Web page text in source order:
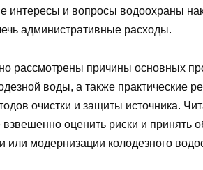
интересы и вопросы водоохраны
административные расходы.
рассмотрены причины основных
воды, а также практические
очистки и защиты источника.
оценить риски и принять
или модернизации колодезного